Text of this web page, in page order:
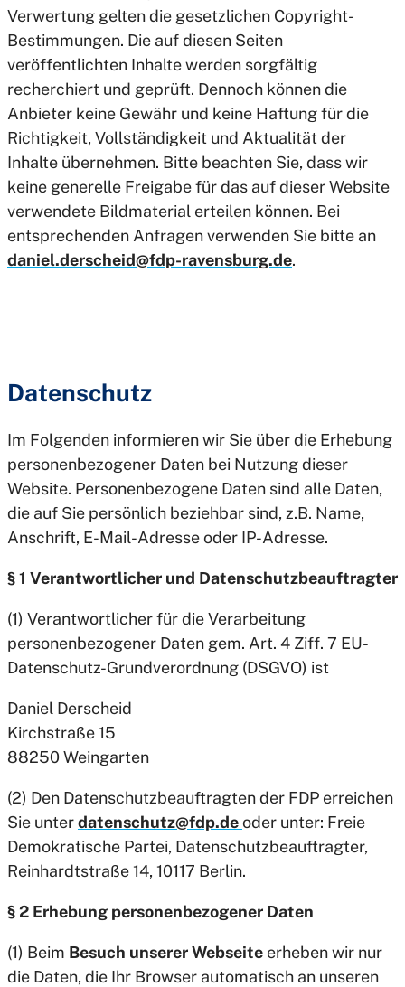
Verwertung gelten die gesetzlichen Copyright-
Bestimmungen. Die auf diesen Seiten
veröffentlichten Inhalte werden sorgfältig
recherchiert und geprüft. Dennoch können die
Anbieter keine Gewähr und keine Haftung für die
Richtigkeit, Vollständigkeit und Aktualität der
Inhalte übernehmen. Bitte beachten Sie, dass wir
keine generelle Freigabe für das auf dieser Website
verwendete Bildmaterial erteilen können. Bei
entsprechenden Anfragen verwenden Sie bitte an
daniel.derscheid@fdp-ravensburg.de.
Datenschutz
Im Folgenden informieren wir Sie über die Erhebung
personenbezogener Daten bei Nutzung dieser
Website. Personenbezogene Daten sind alle Daten,
die auf Sie persönlich beziehbar sind, z.B. Name,
Anschrift, E-Mail-Adresse oder IP-Adresse.
§ 1 Verantwortlicher und Datenschutzbeauftragter
(1) Verantwortlicher für die Verarbeitung
personenbezogener Daten gem. Art. 4 Ziff. 7 EU-
Datenschutz-Grundverordnung (DSGVO) ist
Daniel Derscheid
Kirchstraße 15
88250 Weingarten
(2) Den Datenschutzbeauftragten der FDP erreichen
Sie unterdatenschutz@fdp.deoder unter: Freie
Demokratische Partei, Datenschutzbeauftragter,
Reinhardtstraße 14, 10117 Berlin.
§ 2 Erhebung personenbezogener Daten
(1) Beim Besuch unserer Webseite erheben wir nur
die Daten, die Ihr Browser automatisch an unseren